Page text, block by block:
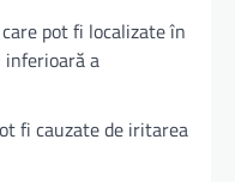
pot fi localizate în
inferioară a
fi cauzate de iritarea